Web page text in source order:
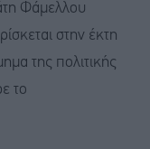
Φάμελλου
στην έκτη
της πολιτικής
το